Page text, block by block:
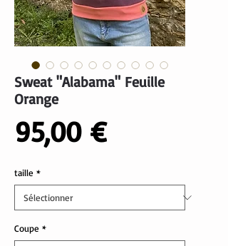
Sweat "Alabama" Feuille
Orange
95,00 €Prix
taille *
Coupe *